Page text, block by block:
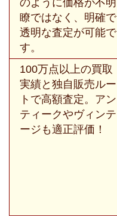
瞭ではなく、明確で
透明な査定が可能で
す。
100万点以上の買取
実績と独自販売ルー
トで高額査定。アン
ティークやヴィンテ
ージも適正評価！